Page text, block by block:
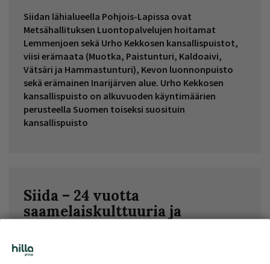
Siidan lähialueella Pohjois-Lapissa ovat
Metsähallituksen Luontopalvelujen hoitamat
Lemmenjoen sekä Urho Kekkosen kansallispuistot,
viisi erämaata (Muotka, Paistunturi, Kaldoaivi,
Vätsäri ja Hammastunturi), Kevon luonnonpuisto
sekä erämainen Inarijärven alue. Urho Kekkosen
kansallispuisto on alkuvuoden käyntimäärien
perusteella Suomen toiseksi suosituin
kansallispuisto
Siida – 24 vuotta
saamelaiskulttuuria ja
Uusittu ja laajennettu Siida avattiin 1.6.2022.